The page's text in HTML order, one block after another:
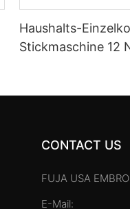
Haushalts-
Stickmaschine 12
CONTACT US
FUJA USA
E-Mail: